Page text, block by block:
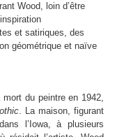
Wood, loin d’être
et satiriques, des
géométrique et naïve
du peintre en 1942,
. La maison, figurant
l’Iowa, à plusieurs